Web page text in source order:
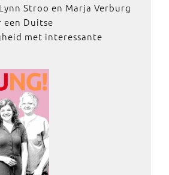
Stroo en Marja Verburg
een Duitse
met interessante